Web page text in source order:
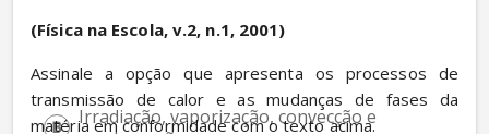
(Física na Escola, v.2, n.1, 2001)
Assinale a opção que apresenta os processos de
transmissão de calor e as mudanças de fases da
matéria em conformidade com o texto acima.
Irradiação, vaporização, convecção e